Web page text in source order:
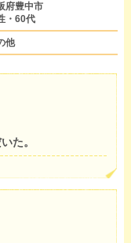
府豊中市
・60代
他
た。